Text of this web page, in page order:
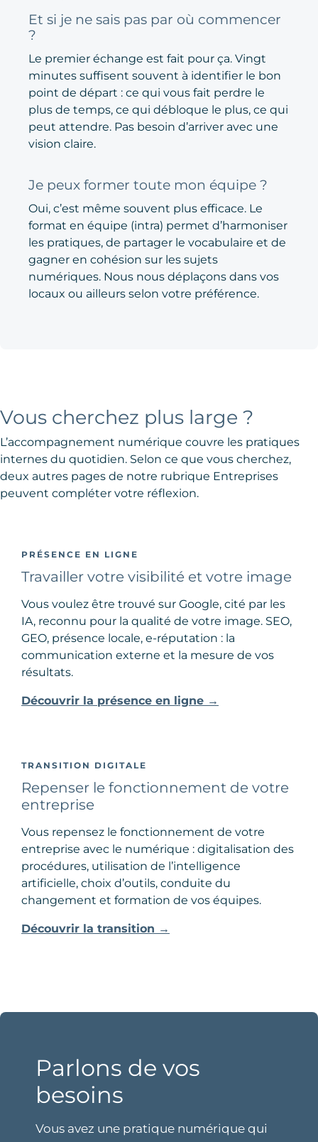
Et si je ne sais pas par où commencer
?
Le premier échange est fait pour ça. Vingt
minutes suffisent souvent à identifier le bon
point de départ : ce qui vous fait perdre le
plus de temps, ce qui débloque le plus, ce qui
peut attendre. Pas besoin d’arriver avec une
vision claire.
Je peux former toute mon équipe ?
Oui, c’est même souvent plus efficace. Le
format en équipe (intra) permet d’harmoniser
les pratiques, de partager le vocabulaire et de
gagner en cohésion sur les sujets
numériques. Nous nous déplaçons dans vos
locaux ou ailleurs selon votre préférence.
Vous cherchez plus large ?
L’accompagnement numérique couvre les pratiques
internes du quotidien. Selon ce que vous cherchez,
deux autres pages de notre rubrique Entreprises
peuvent compléter votre réflexion.
PRÉSENCE EN LIGNE
Travailler votre visibilité et votre image
Vous voulez être trouvé sur Google, cité par les
IA, reconnu pour la qualité de votre image. SEO,
GEO, présence locale, e-réputation : la
communication externe et la mesure de vos
résultats.
Découvrir la présence en ligne →
TRANSITION DIGITALE
Repenser le fonctionnement de votre
entreprise
Vous repensez le fonctionnement de votre
entreprise avec le numérique : digitalisation des
procédures, utilisation de l’intelligence
artificielle, choix d’outils, conduite du
changement et formation de vos équipes.
Découvrir la transition →
Parlons de vos
besoins
Vous avez une pratique numérique qui